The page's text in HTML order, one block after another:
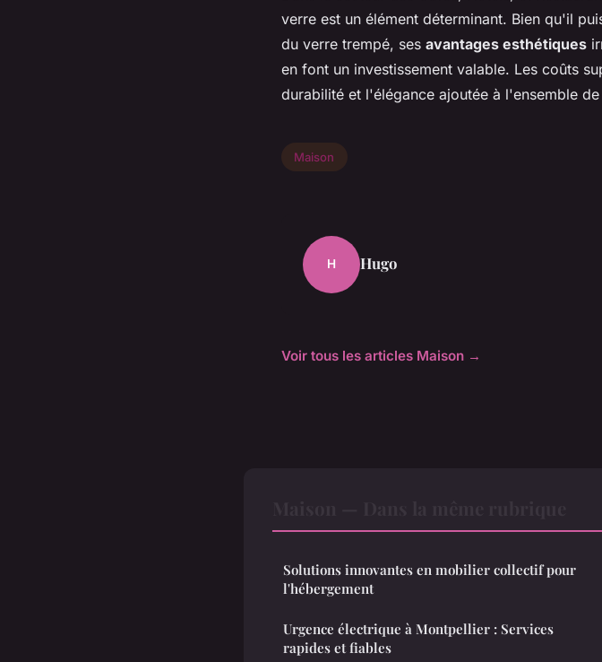
verre est un élément déterminant. Bien qu'il
du verre trempé, ses avantages esthétiques
en font un investissement valable. Les coûts
durabilité et l'élégance ajoutée à l'ensemble
Maison
H Hugo
Voir tous les articles Maison →
Solutions innovantes en mobilier collectif pour
l'hébergement
Urgence électrique à Montpellier : Services
rapides et fiables